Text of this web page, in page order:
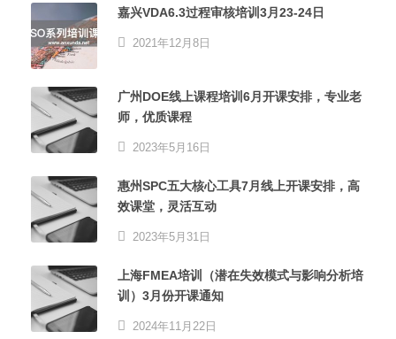
嘉兴VDA6.3过程审核培训3月23-24日
2021年12月8日
广州DOE线上课程培训6月开课安排，专业老
师，优质课程
2023年5月16日
惠州SPC五大核心工具7月线上开课安排，高
效课堂，灵活互动
2023年5月31日
上海FMEA培训（潜在失效模式与影响分析培
训）3月份开课通知
2024年11月22日